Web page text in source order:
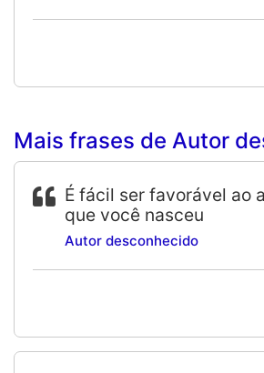
Mais frases de Autor
É fácil ser favorável ao
que você nasceu
Autor desconhecido